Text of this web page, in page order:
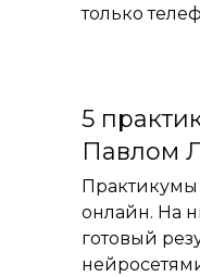
только
5
Павлом
онлайн. На
готовый